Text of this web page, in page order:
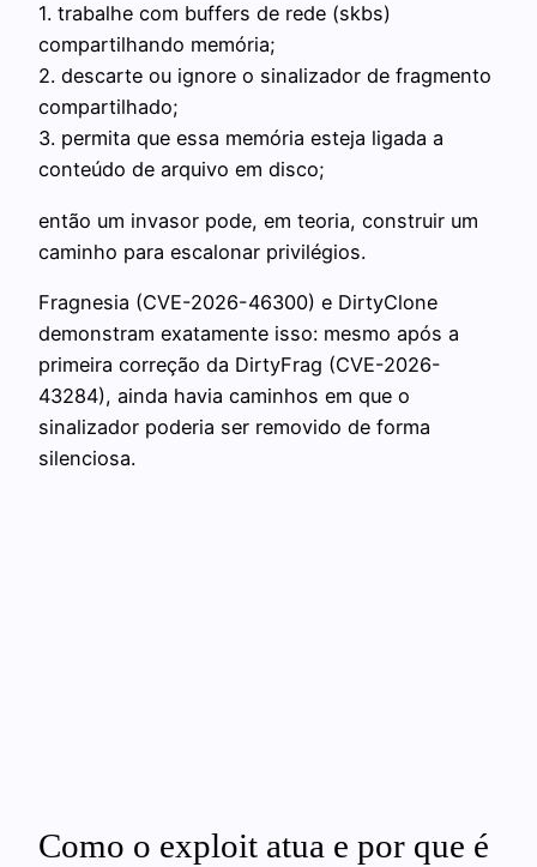
1. trabalhe com buffers de rede (skbs)
compartilhando memória;
2. descarte ou ignore o sinalizador de fragmento
compartilhado;
3. permita que essa memória esteja ligada a
conteúdo de arquivo em disco;
então um invasor pode, em teoria, construir um
caminho para escalonar privilégios.
Fragnesia (CVE-2026-46300) e DirtyClone
demonstram exatamente isso: mesmo após a
primeira correção da DirtyFrag (CVE-2026-
43284), ainda havia caminhos em que o
sinalizador poderia ser removido de forma
silenciosa.
Como o exploit atua e por que é